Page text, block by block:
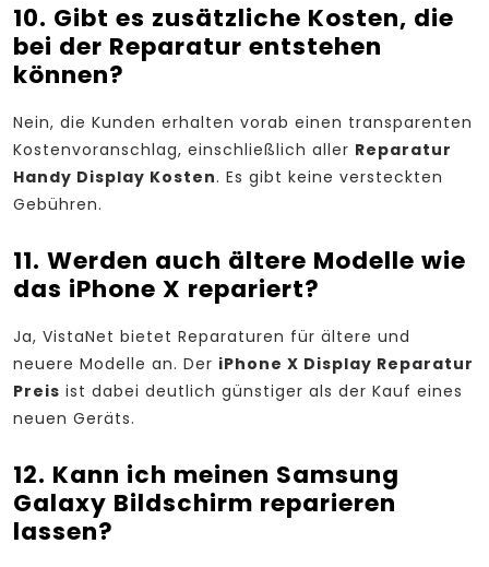
10. Gibt es zusätzliche Kosten, die
bei der Reparatur entstehen
können?
Nein, die Kunden erhalten vorab einen transparenten
Kostenvoranschlag, einschließlich aller Reparatur
Handy Display Kosten. Es gibt keine versteckten
Gebühren.
11. Werden auch ältere Modelle wie
das iPhone X repariert?
Ja, VistaNet bietet Reparaturen für ältere und
neuere Modelle an. Der iPhone X Display Reparatur
Preis ist dabei deutlich günstiger als der Kauf eines
neuen Geräts.
12. Kann ich meinen Samsung
Galaxy Bildschirm reparieren
lassen?